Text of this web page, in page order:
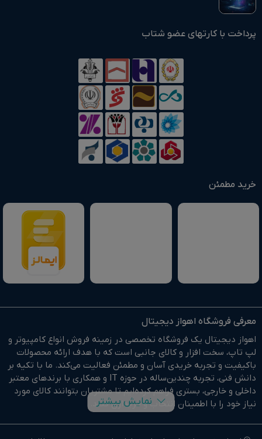
پرداخت با کارتهای عضو شتاب
خرید مطمئن
معرفی فروشگاه اهواز دیجیتال
اهواز دیجیتال یک فروشگاه تخصصی در زمینه فروش انواع کامپیوتر و
لپ تاپ، سخت افزار و کالای جانبی است که با هدف ارائه محصولات
باکیفیت و تجربه خریدی آسان و مطمئن فعالیت می‌کند. ما با تکیه بر
دانش فنی، تجربه چندین‌ساله در حوزه IT و همکاری با برندهای معتبر
داخلی و خارجی، بستری فراهم کرده‌ایم تا مشتریان بتوانند کالای مورد
نیاز خود را با اطمینان انتخاب و خریداری کنند.
در وبسایت اهواز دیجیتال براحتی خرید آنلاین انجام دهید و در
نمایش بیشتر